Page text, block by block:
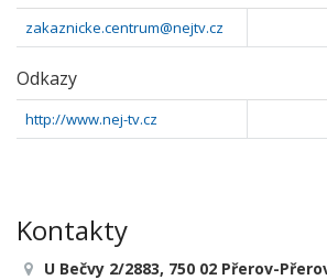
zakaznicke.centrum@nejtv.cz
Odkazy
http://www.nej-tv.cz
Kontakty
U Bečvy 2/2883, 750 02 Přerov-